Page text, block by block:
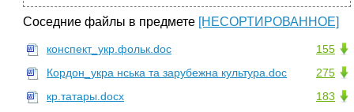
Соседние файлы в предмете [НЕСОРТИРОВАННОЕ]
155
конспект_укр.фольк.doc
275
Кордон_укра нська та зарубежна культура.doc
183
кр.татары.docx